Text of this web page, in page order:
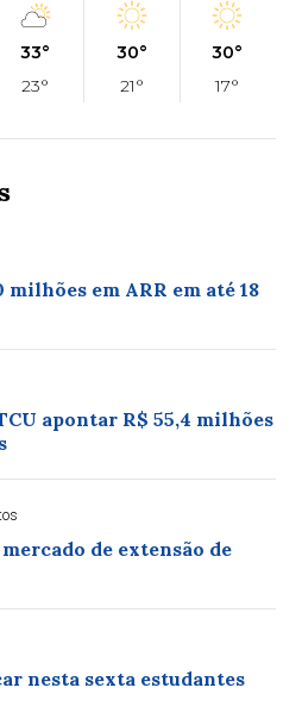
33°
23°
30°
21°
30°
17°
em ARR em até 18
apontar R$ 55,4 milhões
de extensão de
nesta sexta estudantes